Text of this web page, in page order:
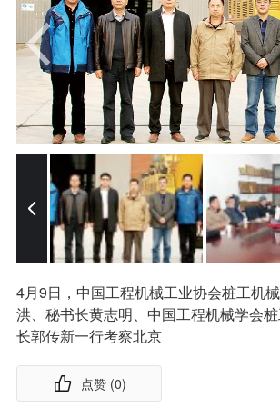
4月9日，中国工程机械工业协会桩工机
洪、秘书长黄志明、中国工程机械学会
长郭传新一行考察北京
点赞 (0)